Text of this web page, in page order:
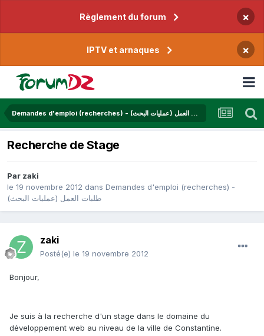
Règlement du forum ×
IPTV et arnaques ×
Demandes d'emploi (recherches) - طلبات العمل (عمليات البحث)
Recherche de Stage
Par zaki
le 19 novembre 2012 dans Demandes d'emploi (recherches) -
طلبات العمل (عمليات البحث)
zaki
Posté(e) le 19 novembre 2012
Bonjour,
Je suis à la recherche d'un stage dans le domaine du
développement web au niveau de la ville de Constantine.